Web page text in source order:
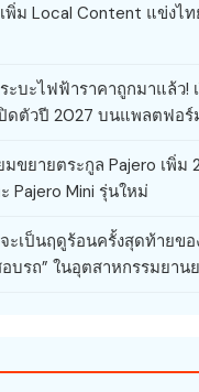
พิ่ม Local Content แข่งไ
ะบะไฟฟ้าราคาถูกมาแล้ว!
ดตัวปี 2027 บนแพลตฟอร์
มขยายตระกูล Pajero เพิ่ม
Pajero Mini รุ่นใหม่
ะเป็นฤดูร้อนครั้งสุดท้ายขอ
บรถ” ในอุตสาหกรรมยาน